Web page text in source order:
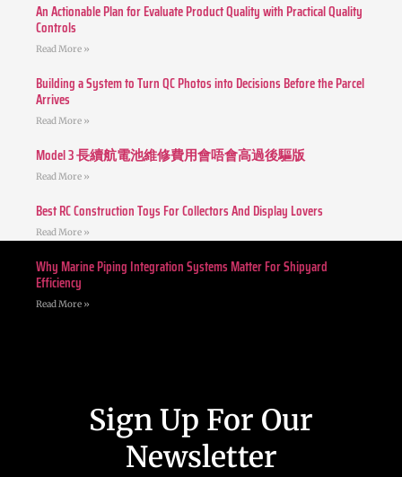
An Actionable Plan for Evaluate Product Quality with Practical Quality
Controls
Read More »
Building a System to Turn QC Photos into Decisions Before the Parcel
Arrives
Read More »
Model 3 長續航電池維修費用會唔會高過後驅版
Read More »
Best RC Construction Toys For Collectors And Display Lovers
Read More »
Why Marine Piping Integration Systems Matter For Shipyard
Efficiency
Read More »
Sign Up For Our
Newsletter